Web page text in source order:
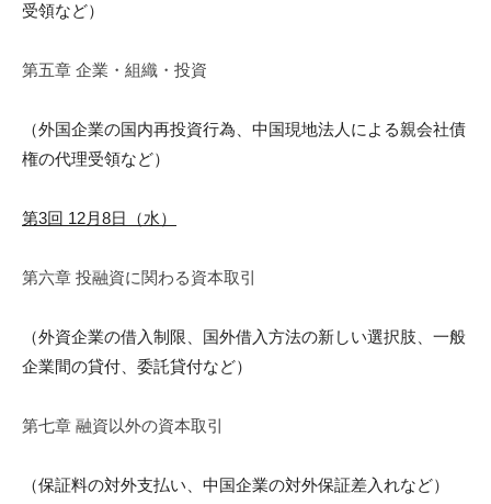
受領など）
第五章 企業・組織・投資
（外国企業の国内再投資行為、中国現地法人による親会社債
権の代理受領など）
第3回 12月8日（水）
第六章 投融資に関わる資本取引
（外資企業の借入制限、国外借入方法の新しい選択肢、一般
企業間の貸付、委託貸付など）
第七章 融資以外の資本取引
（保証料の対外支払い、中国企業の対外保証差入れなど）